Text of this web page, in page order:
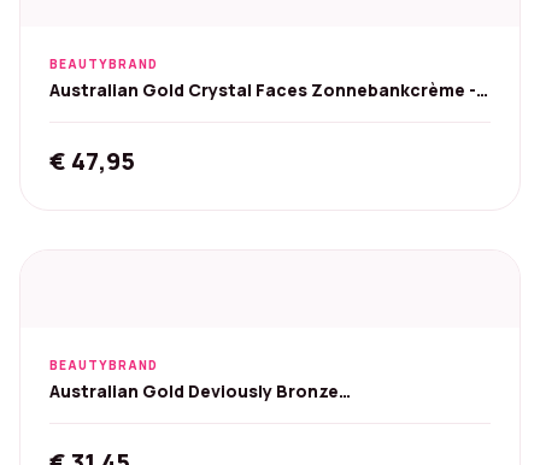
BEAUTYBRAND
Australian Gold Crystal Faces Zonnebankcrème -
€ 47,95
BEAUTYBRAND
Australian Gold Deviously Bronze